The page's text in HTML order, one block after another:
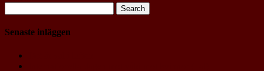
Senaste inläggen